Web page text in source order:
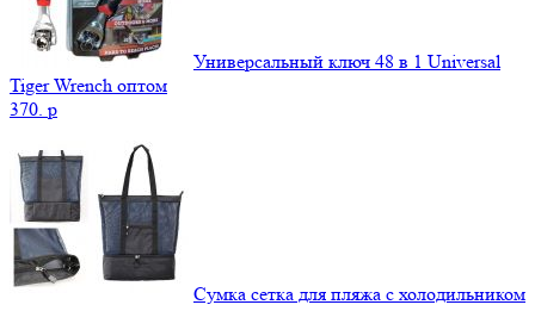
Универсальный ключ 48 в 1 Universal
Tiger Wrench оптом
370. p
Сумка сетка для пляжа с холодильником